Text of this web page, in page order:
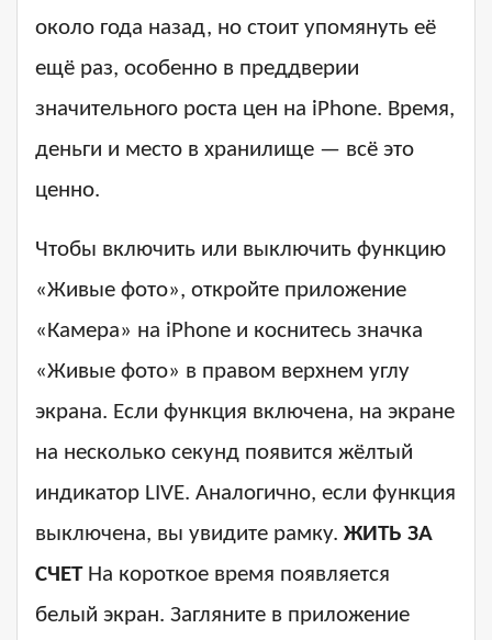
около года назад, но стоит упомянуть её
ещё раз, особенно в преддверии
значительного роста цен на iPhone. Время,
деньги и место в хранилище — всё это
ценно.
Чтобы включить или выключить функцию
«Живые фото», откройте приложение
«Камера» на iPhone и коснитесь значка
«Живые фото» в правом верхнем углу
экрана. Если функция включена, на экране
на несколько секунд появится жёлтый
индикатор LIVE. Аналогично, если функция
выключена, вы увидите рамку. ЖИТЬ ЗА
СЧЕТНа короткое время появляется
белый экран. Загляните в приложение